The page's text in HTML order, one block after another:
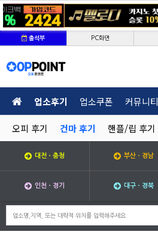
출석부 PC화면
업소후기 업소쿠폰 커뮤니티
오피 후기 건마 후기 핸플/립 후기
대전ㆍ충청 부산ㆍ경남
인천ㆍ경기 대구ㆍ경북